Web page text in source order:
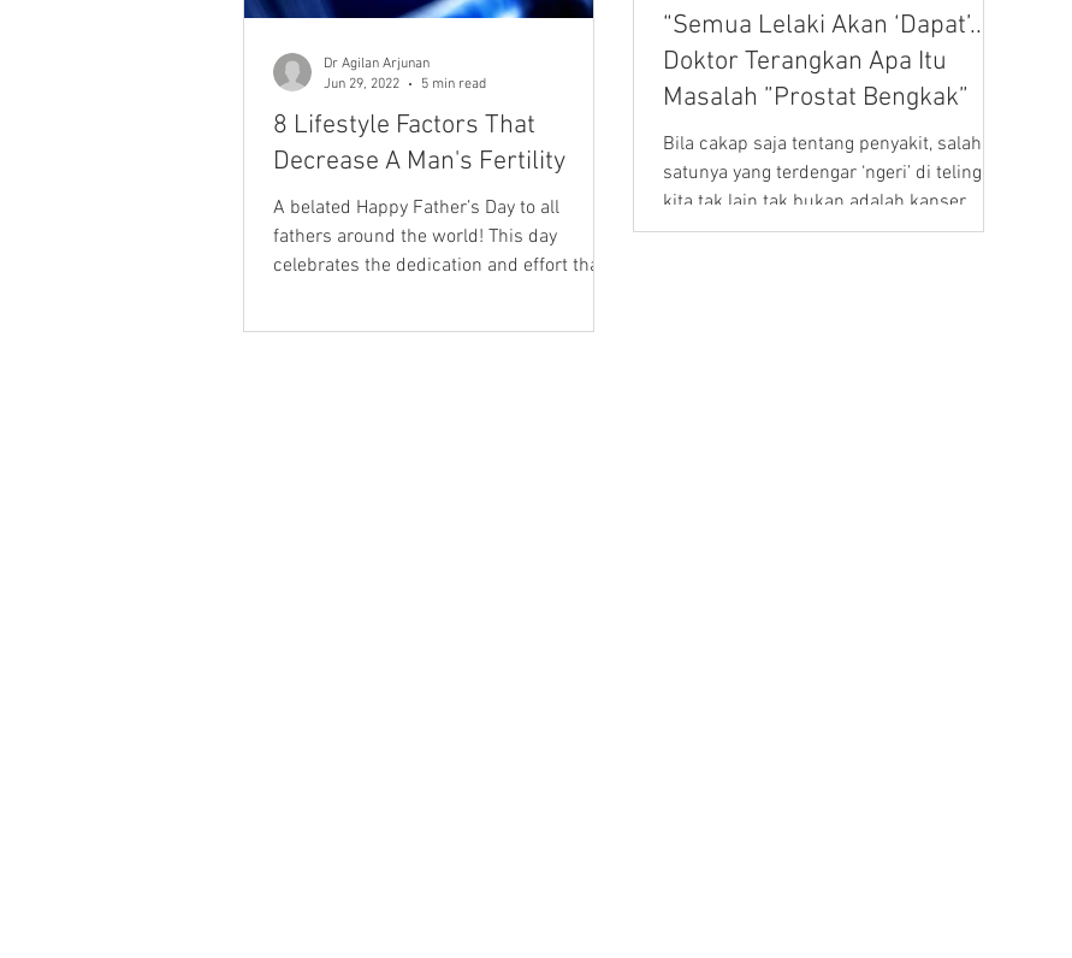
8 Lifestyle Factors That
Decrease A Man's Fertility
A belated Happy Father’s Day to all
fathers around the world! This day
celebrates the dedication and effort that
Dr Agilan Arjunan
Jun 29, 2022
5 min read
“Semua Lelaki Akan ‘Dapat’..,”
Doktor Terangkan Apa Itu
Masalah ”Prostat Bengkak”
Bila cakap saja tentang penyakit, salah
satunya yang terdengar ‘ngeri’ di telinga
kita tak lain tak bukan adalah kanser.
Maka ramailah...